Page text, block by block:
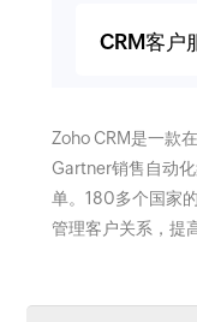
CRM客户
Zoho CRM是一款
Gartner销售自动
单。180多个国家
管理客户关系，提